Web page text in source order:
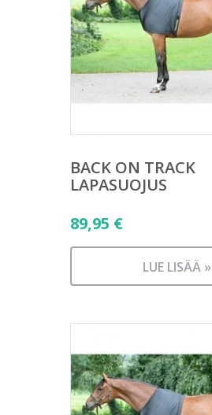
BACK ON TRACK
LAPASUOJUS
89,95 €
LUE LISÄÄ »